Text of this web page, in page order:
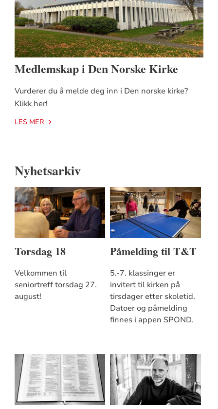
Medlemskap i Den Norske Kirke
Vurderer du å melde deg inn i Den norske kirke?
Klikk her!
LES MER
Nyhetsarkiv
Torsdag 18
Velkommen til
seniortreff torsdag 27.
august!
Påmelding til T&T
5.-7. klassinger er
invitert til kirken på
tirsdager etter skoletid.
Datoer og påmelding
finnes i appen SPOND.